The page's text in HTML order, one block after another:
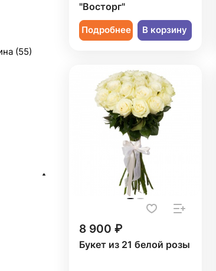
"Восторг"
Подробнее В корзину
8 900 ₽
Букет из 21 белой розы
(55)